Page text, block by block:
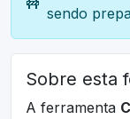
sendo
Sobre esta
A ferramenta